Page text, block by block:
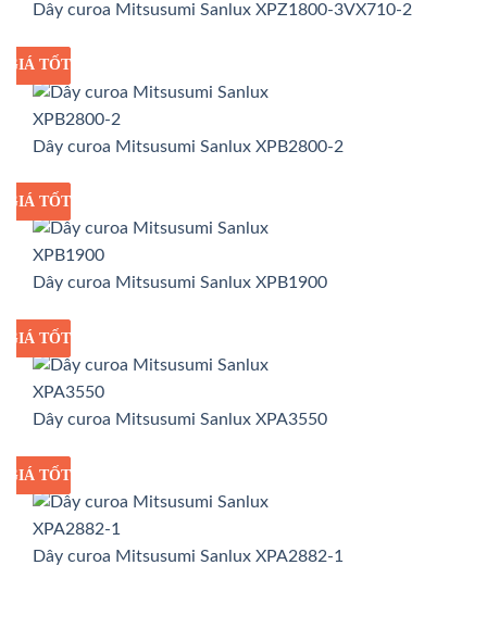
Dây curoa Mitsusumi Sanlux XPZ1800-3VX710-2
GIÁ SỈ
GIÁ TỐT
Dây curoa Mitsusumi Sanlux XPB2800-2
GIÁ SỈ
GIÁ TỐT
Dây curoa Mitsusumi Sanlux XPB1900
GIÁ SỈ
GIÁ TỐT
Dây curoa Mitsusumi Sanlux XPA3550
GIÁ SỈ
GIÁ TỐT
Dây curoa Mitsusumi Sanlux XPA2882-1